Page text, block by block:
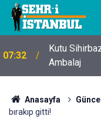
07:32
Kutu
Ambalaj
Anasayfa Güncel
bırakıp gitti!